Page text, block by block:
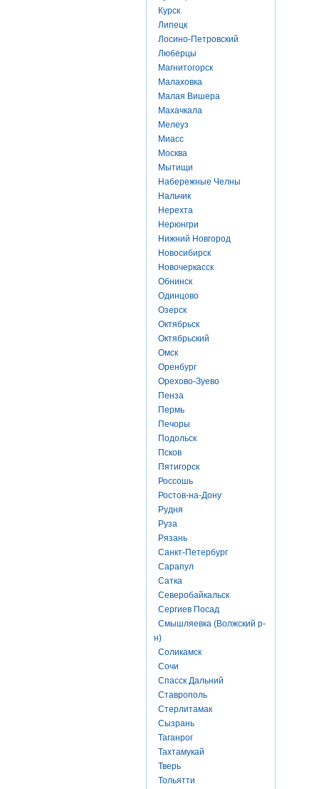
Курск
Липецк
Лосино-Петровский
Люберцы
Магнитогорск
Малаховка
Малая Вишера
Махачкала
Мелеуз
Миасс
Москва
Мытищи
Набережные Челны
Нальчик
Нерехта
Нерюнгри
Нижний Новгород
Новосибирск
Новочеркасск
Обнинск
Одинцово
Озерск
Октябрьск
Октябрьский
Омск
Оренбург
Орехово-Зуево
Пенза
Пермь
Печоры
Подольск
Псков
Пятигорск
Россошь
Ростов-на-Дону
Рудня
Руза
Рязань
Санкт-Петербург
Сарапул
Сатка
Северобайкальск
Сергиев Посад
Смышляевка (Волжский р-
н)
Соликамск
Сочи
Спасск Дальний
Ставрополь
Стерлитамак
Сызрань
Таганрог
Тахтамукай
Тверь
Тольятти